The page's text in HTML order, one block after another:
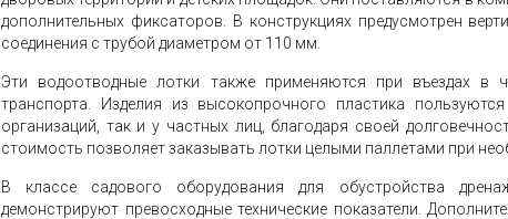
дополнительных фиксаторов. В конструкциях предусмотрен
соединения с трубой диаметром от 110 мм.
Эти водоотводные лотки также применяются при въездах в
транспорта. Изделия из высокопрочного пластика
организаций, так и у частных лиц, благодаря своей
стоимость позволяет заказывать лотки целыми паллетами при
В классе садового оборудования для обустройства
демонстрируют превосходные технические показатели.